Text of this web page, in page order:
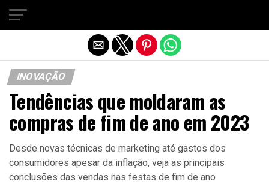
INOVAÇÃO
Tendências que moldaram as
compras de fim de ano em 2023
Desde novas técnicas de marketing até gastos dos
consumidores apesar da inflação, veja as principais
conclusões das vendas nas festas de fim de ano